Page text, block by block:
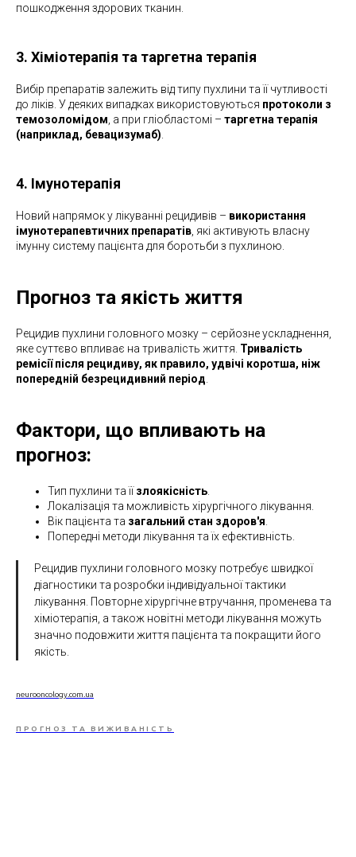
пошкодження здорових тканин.
3. Хіміотерапія та таргетна терапія
Вибір препаратів залежить від типу пухлини та її чутливості
до ліків. У деяких випадках використовуються протоколи з
темозоломідом , а при гліобластомі – таргетна терапія
(наприклад, бевацизумаб)
4. Імунотерапія
Новий напрямок у лікуванні рецидивів – використання
імунотерапевтичних препаратів , які активують власну
імунну систему пацієнта для боротьби з пухлиною.
Прогноз та якість життя
Рецидив пухлини головного мозку – серйозне ускладнення,
яке суттєво впливає на тривалість життя. Тривалість
ремісії після рецидиву, як правило, удвічі коротша, ніж
попередній безрецидивний період
Фактори, що впливають на
прогноз:
Тип пухлини та їїзлоякісність
Локалізація та можливість хірургічного лікування.
Вік пацієнта та загальний стан здоров'я
Попередні методи лікування та їх ефективність.
Рецидив пухлини головного мозку потребує швидкої
діагностики та розробки індивідуальної тактики
лікування. Повторне хірургічне втручання, променева та
хіміотерапія, а також новітні методи лікування можуть
значно подовжити життя пацієнта та покращити його
якість.
neurooncology.com.ua
ПРОГНОЗ ТА ВИЖИВАНІСТЬ